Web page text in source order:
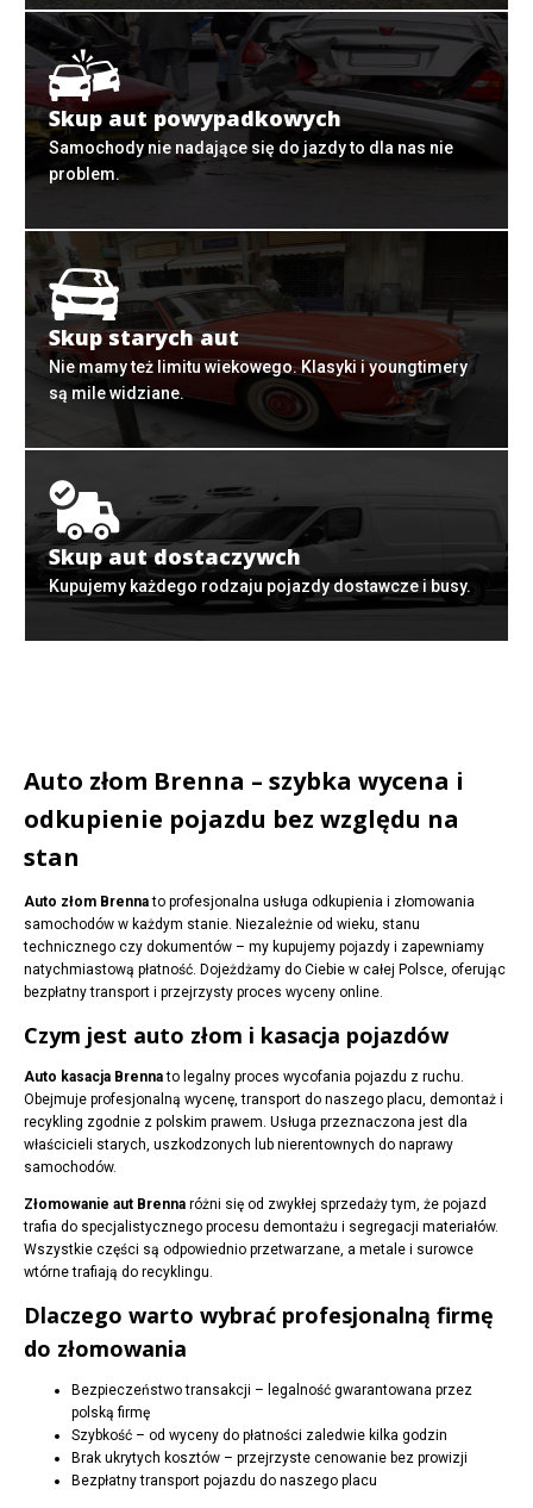
Skup aut powypadkowych
Samochody nie nadające się do jazdy to dla nas nie
problem.
Skup starych aut
Nie mamy też limitu wiekowego. Klasyki i youngtimery
są mile widziane.
Skup aut dostaczywch
Kupujemy każdego rodzaju pojazdy dostawcze i busy.
Auto złom Brenna – szybka wycena i
odkupienie pojazdu bez względu na
stan
Auto złom Brennato profesjonalna usługa odkupienia i złomowania
samochodów w każdym stanie. Niezależnie od wieku, stanu
technicznego czy dokumentów – my kupujemy pojazdy i zapewniamy
natychmiastową płatność. Dojeżdżamy do Ciebie w całej Polsce, oferując
bezpłatny transport i przejrzysty proces wyceny online.
Czym jest auto złom i kasacja pojazdów
Auto kasacja Brennato legalny proces wycofania pojazdu z ruchu.
Obejmuje profesjonalną wycenę, transport do naszego placu, demontaż i
recykling zgodnie z polskim prawem. Usługa przeznaczona jest dla
właścicieli starych, uszkodzonych lub nierentownych do naprawy
samochodów.
Złomowanie aut Brenna różni się od zwykłej sprzedaży tym, że pojazd
trafia do specjalistycznego procesu demontażu i segregacji materiałów.
Wszystkie części są odpowiednio przetwarzane, a metale i surowce
wtórne trafiają do recyklingu.
Dlaczego warto wybrać profesjonalną firmę
do złomowania
Bezpieczeństwo transakcji – legalność gwarantowana przez
polską firmę
Szybkość – od wyceny do płatności zaledwie kilka godzin
Brak ukrytych kosztów – przejrzyste cenowanie bez prowizji
Bezpłatny transport pojazdu do naszego placu